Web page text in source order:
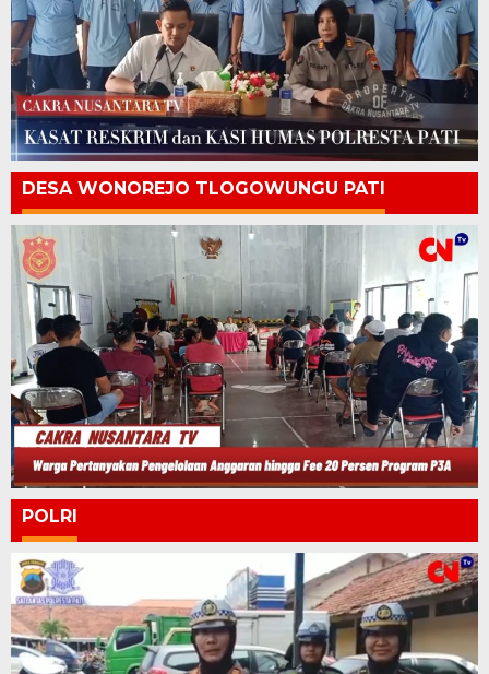
DESA WONOREJO TLOGOWUNGU PATI
POLRI